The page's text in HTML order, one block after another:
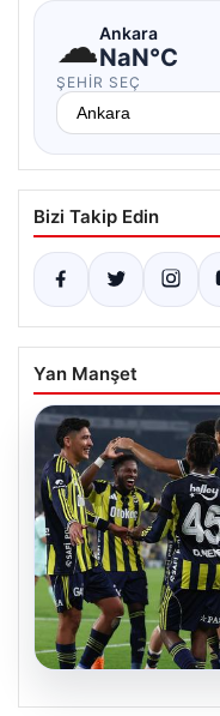
☁Ankara
NaN°C
ŞEHIR SEÇ
Bizi Takip Edin
Yan Manşet